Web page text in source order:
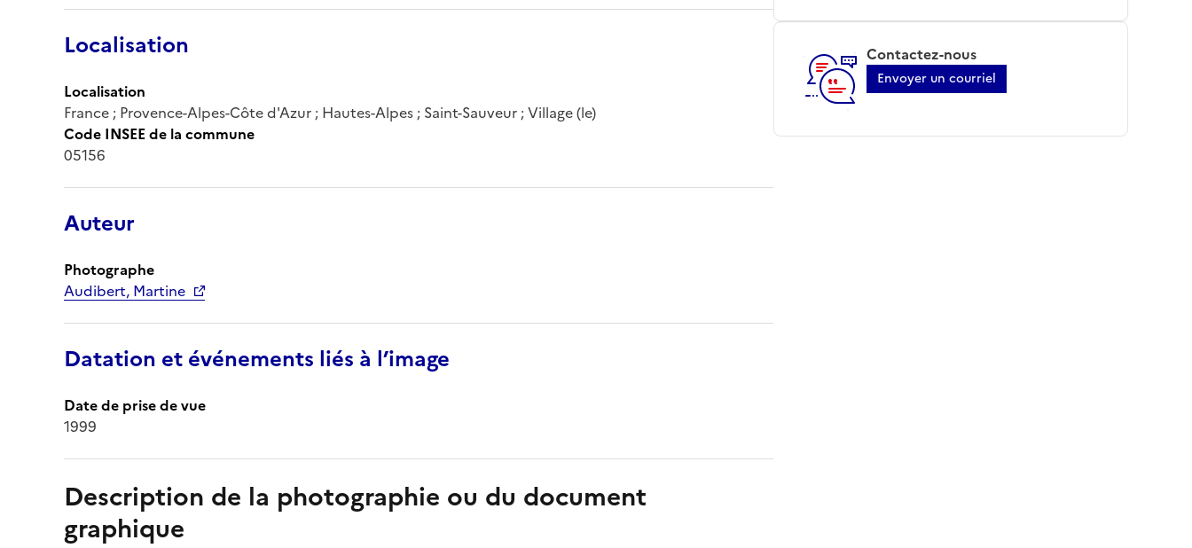
Localisation
Localisation
France ; Provence-Alpes-Côte d'Azur ; Hautes-Alpes ; Saint-Sauveur ; Village (le)
Code INSEE de la commune
05156
Auteur
Photographe
Audibert, Martine
Datation et événements liés à l’image
Date de prise de vue
1999
Description de la photographie ou du document
graphique
Contactez-nous
Envoyer un courriel